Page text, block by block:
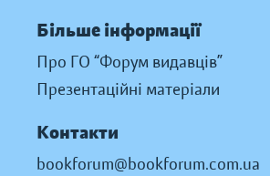
Більше інформації
Про ГО “Форум видавців”
Презентаційні матеріали
Контакти
bookforum@bookforum.com.ua